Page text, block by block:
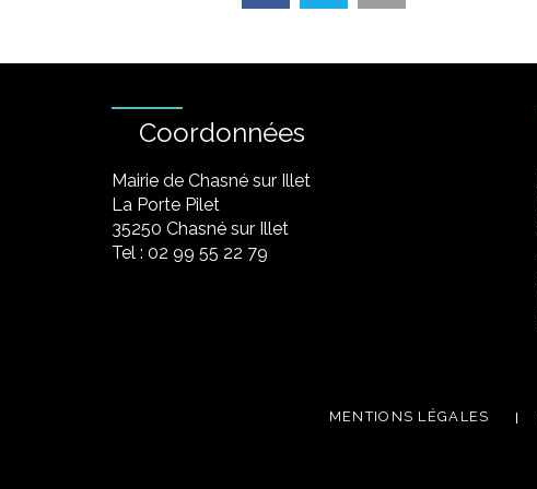
Coordonnées
Mairie de Chasné sur Illet
La Porte Pilet
35250 Chasné sur Illet
Tel : 02 99 55 22 79
MENTIONS LÉGALES